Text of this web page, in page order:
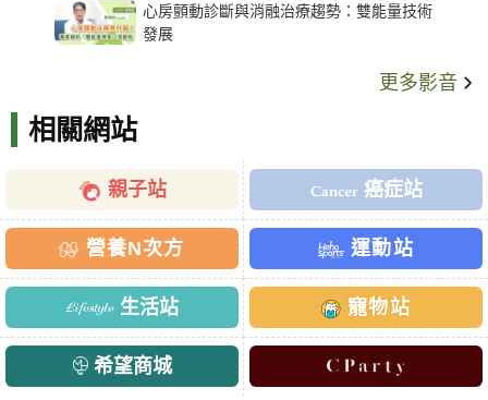
心房顫動診斷與消融治療趨勢：雙能量技術
發展
更多影音
相關網站
親子站 癌症站
營養N次方 運動站
生活站 寵物站
希望商城